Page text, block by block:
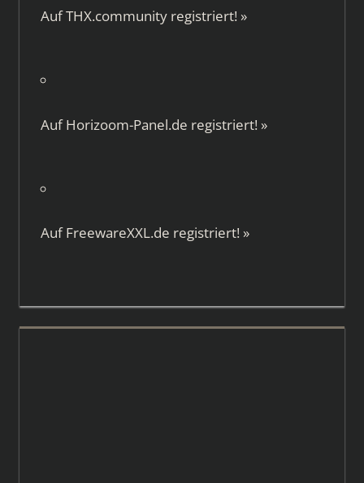
AufTHX.communityregistriert! »
AufHorizoom-Panel.de registriert! »
AufFreewareXXL.de registriert! »